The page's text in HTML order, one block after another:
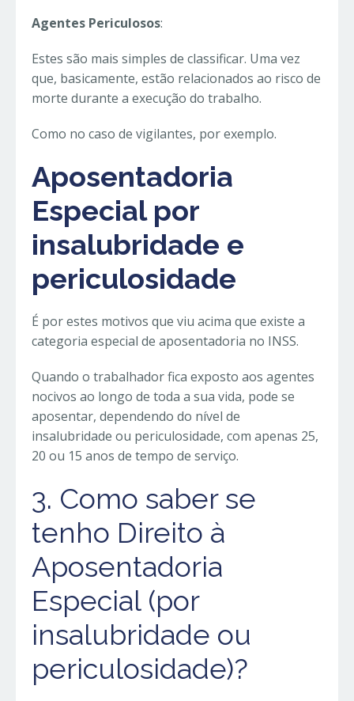
Agentes Periculosos:
Estes são mais simples de classificar. Uma vez
que, basicamente, estão relacionados ao risco de
morte durante a execução do trabalho.
Como no caso de vigilantes, por exemplo.
Aposentadoria
Especial por
insalubridade e
periculosidade
É por estes motivos que viu acima que existe a
categoria especial de aposentadoria no INSS.
Quando o trabalhador fica exposto aos agentes
nocivos ao longo de toda a sua vida, pode se
aposentar, dependendo do nível de
insalubridade ou periculosidade, com apenas 25,
20 ou 15 anos de tempo de serviço.
3. Como saber se
tenho Direito à
Aposentadoria
Especial (por
insalubridade ou
periculosidade)?